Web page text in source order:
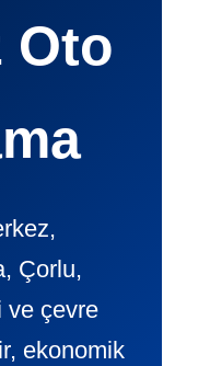
Oto
Çorlu,
ve çevre
ekonomik